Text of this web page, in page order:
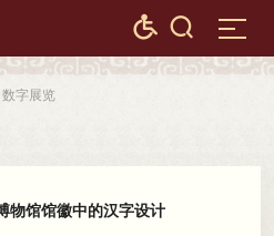
 
数字展览
馆馆徽中的汉字设计